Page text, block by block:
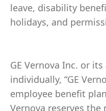
leave, disability
holidays, and
GE Vernova Inc. or
individually, “GE
employee benefit
Vernova reserves